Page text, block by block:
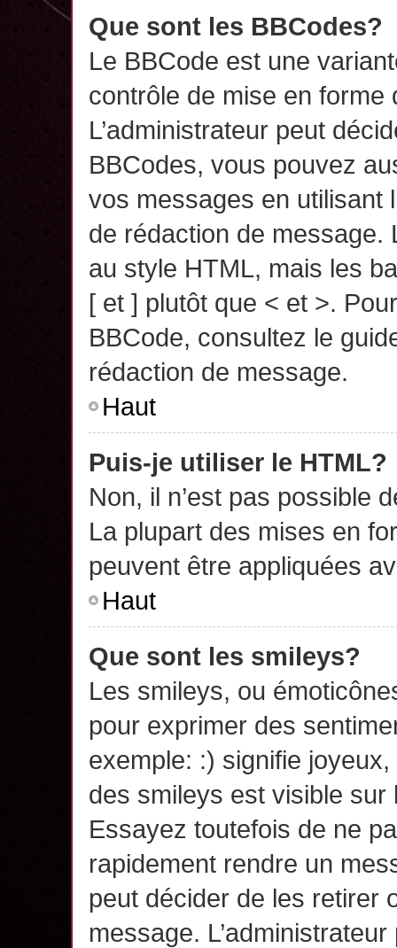
Que sont les BBCodes?
Le BBCode est une
contrôle de mise en forme
L’administrateur peut
BBCodes, vous pouvez
vos messages en utilisant
de rédaction de message.
au style HTML, mais les
[ et ] plutôt que < et >.
BBCode, consultez le
rédaction de message.
Haut
Puis-je utiliser le HTML?
Non, il n’est pas possible
La plupart des mises en
peuvent être appliquées
Haut
Que sont les smileys?
Les smileys, ou
pour exprimer des
exemple: :) signifie
des smileys est visible
Essayez toutefois de ne
rapidement rendre un
peut décider de les retirer
message.